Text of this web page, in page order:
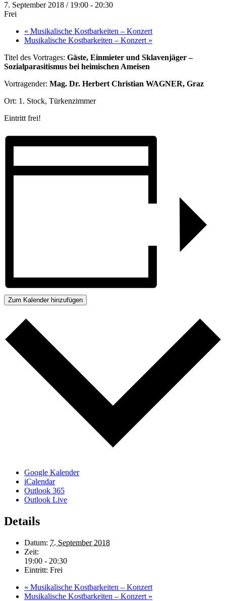
7. September 2018 / 19:00 - 20:30
Frei
« Musikalische Kostbarkeiten – Konzert
Musikalische Kostbarkeiten – Konzert »
Titel des Vortrages: Gäste, Einmieter und Sklavenjäger –
Sozialparasitismus bei heimischen Ameisen
Vortragender: Mag. Dr. Herbert Christian WAGNER, Graz
Ort: 1. Stock, Türkenzimmer
Eintritt frei!
Zum Kalender hinzufügen
Google Kalender
iCalendar
Outlook 365
Outlook Live
Details
Datum: 7. September 2018
Zeit:
19:00 - 20:30
Eintritt: Frei
« Musikalische Kostbarkeiten – Konzert
Musikalische Kostbarkeiten – Konzert »